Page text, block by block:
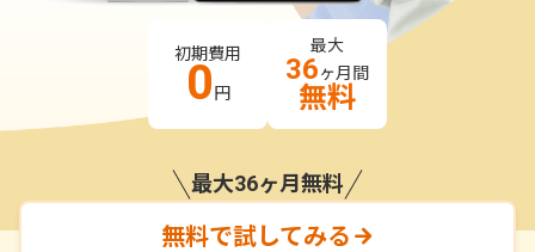
初期費用
0 円
最大
36ヶ月間
無料
最大36ヶ月無料
無料で試してみる